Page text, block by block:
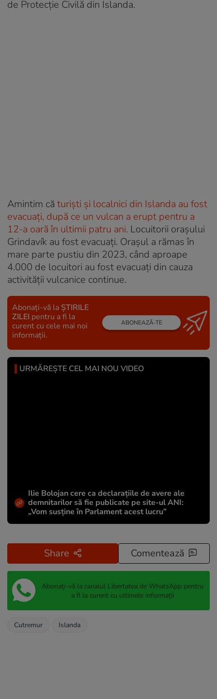
de Protecție Civilă din Islanda.
Amintim că turiști și localnici din Islanda au fost
evacuați, după ce un vulcan a erupt pentru a
12-a oară în ultimii patru ani. Locuitorii orașului
Grindavík au fost evacuați. Orașul a rămas în
mare parte pustiu din 2023, când aproape
4.000 de locuitori au fost evacuați din cauza
activității vulcanice continue.
Abonați-vă la ȘTIRILE
ZILEI pentru a fi la
curent cu cele mai noi
informații.
ABONEAZĂ-TE
URMĂREȘTE CEL MAI NOU VIDEO
Ilie Bolojan cere ca declarațiile de avere ale
demnitarilor să fie publicate pe site-ul ANI:
„Vom susține în Parlament acest lucru”
Share Comentează
Abonați-vă la canalul Libertatea de WhatsApp pentru
a fi la curent cu ultimele informații
Cutremur Islanda